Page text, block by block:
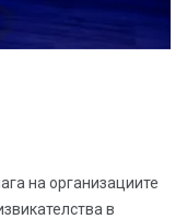
на организациите
в